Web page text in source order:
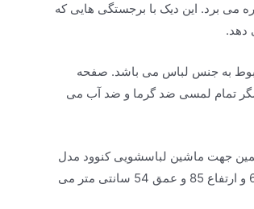
دیگ تمام استیل ضد زنگ 8 کیلویی بهره می برد. این دیک با برجستگی هایی که
دهد.
می باشد که 15 برنامه آن مربوط به جنس لباس می باشد. صفحه
تمام لمسی ضد گرما و ضد آب می
به همین جهت ماشین لباسشویی کنوود مدل
6840 هم مانند همه لباسشویی های 8 کیلویی دارای عرض 60 و ارتفاع 85 و عمق 54 سانتی متر می